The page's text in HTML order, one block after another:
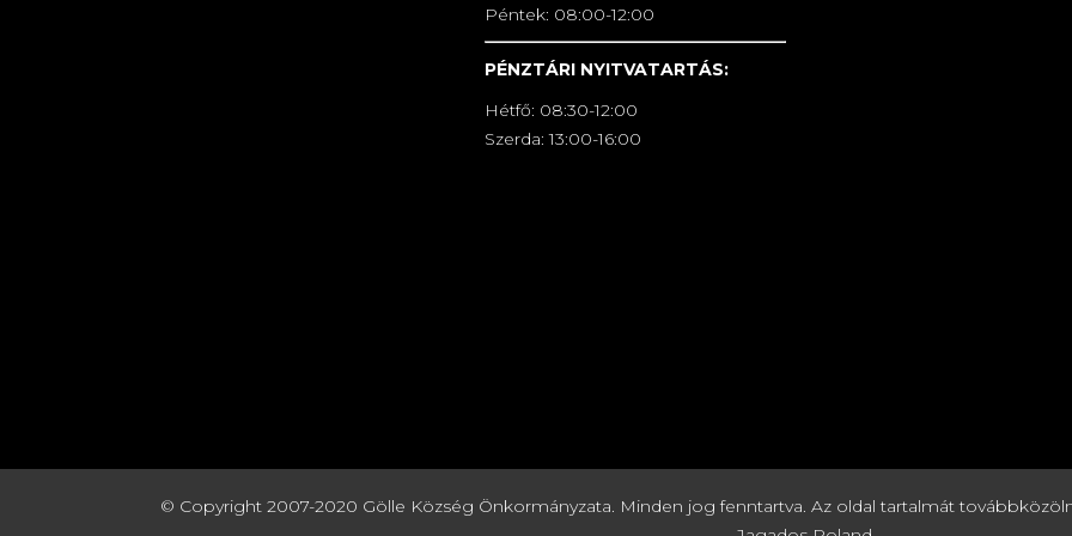
Péntek: 08:00-12:00
PÉNZTÁRI NYITVATARTÁS:
Hétfő: 08:30-12:00
Szerda: 13:00-16:00
© Copyright 2007-2020 Gölle Község Önkormányzata. Minden jog fenntartva. Az oldal tartalmát